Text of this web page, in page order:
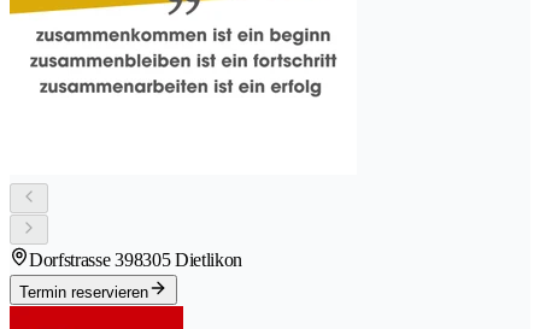
Dorfstrasse 398305 Dietlikon
Termin reservieren